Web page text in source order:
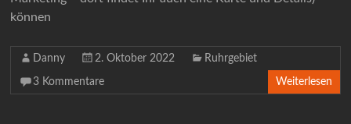
können
Danny 2. Oktober 2022 Ruhrgebiet
3 Kommentare Weiterlesen